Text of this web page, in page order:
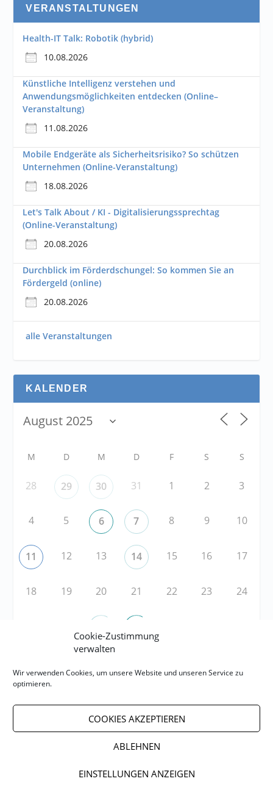
Cookie-Zustimmung
verwalten
Wir verwenden Cookies, um unsere Website und unseren Service zu
optimieren.
COOKIES AKZEPTIEREN
ABLEHNEN
EINSTELLUNGEN ANZEIGEN
VERANSTALTUNGEN
Health-IT Talk: Robotik (hybrid)
10.08.2026
Künstliche Intelligenz verstehen und
Anwendungsmöglichkeiten entdecken (Online–
Veranstaltung)
11.08.2026
Mobile Endgeräte als Sicherheitsrisiko? So schützen
Unternehmen (Online-Veranstaltung)
18.08.2026
Let's Talk About / KI - Digitalisierungssprechtag
(Online-Veranstaltung)
20.08.2026
Durchblick im Förderdschungel: So kommen Sie an
Fördergeld (online)
20.08.2026
alle Veranstaltungen
KALENDER
M D M D F S S
28 29 30 31 1 2 3
4 5 6 7 8 9 10
11 12 13 14 15 16 17
18 19 20 21 22 23 24
RSS
RSS-FEED abonnieren